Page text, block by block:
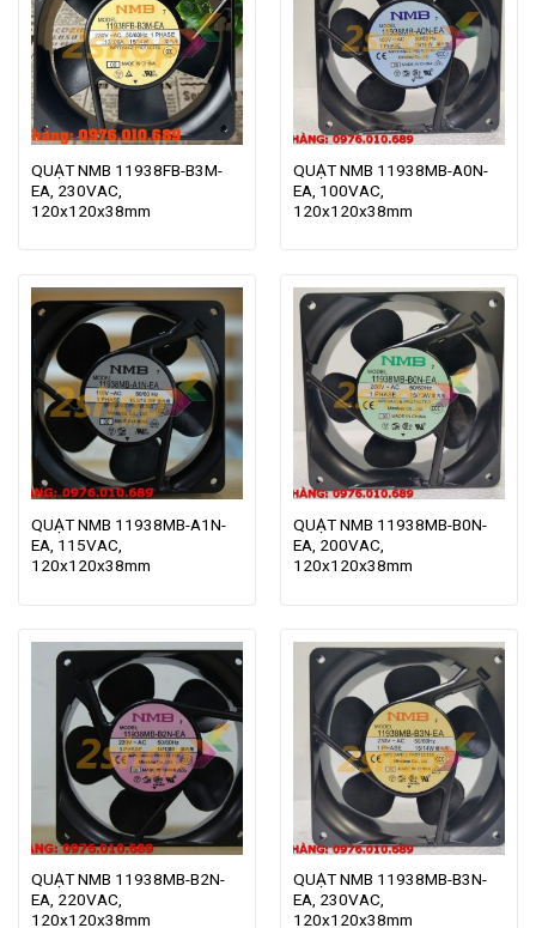
QUẠT NMB 11938FB-B3M-
EA, 230VAC,
120x120x38mm
QUẠT NMB 11938MB-A0N-
EA, 100VAC,
120x120x38mm
QUẠT NMB 11938MB-A1N-
EA, 115VAC,
120x120x38mm
QUẠT NMB 11938MB-B0N-
EA, 200VAC,
120x120x38mm
QUẠT NMB 11938MB-B2N-
EA, 220VAC,
120x120x38mm
QUẠT NMB 11938MB-B3N-
EA, 230VAC,
120x120x38mm